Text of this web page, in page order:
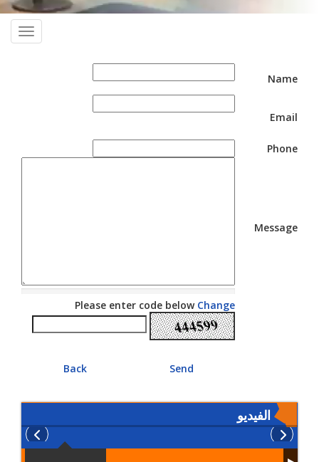
Name
Email
Phone
Message
Please enter code below Change
Send
Back
الفيديو